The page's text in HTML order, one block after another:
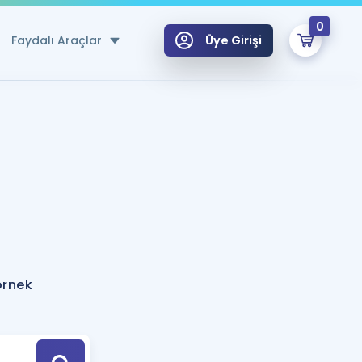
Faydalı Araçlar
Hesaplama Aracı
için Öneriler
Tek Takvimde
Üye Girişi
0